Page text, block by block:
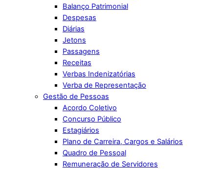
Balanço Patrimonial
Despesas
Diárias
Jetons
Passagens
Receitas
Verbas Indenizatórias
Verba de Representação
Gestão de Pessoas
Acordo Coletivo
Concurso Público
Estagiários
Plano de Carreira, Cargos e Salários
Quadro de Pessoal
Remuneração de Servidores